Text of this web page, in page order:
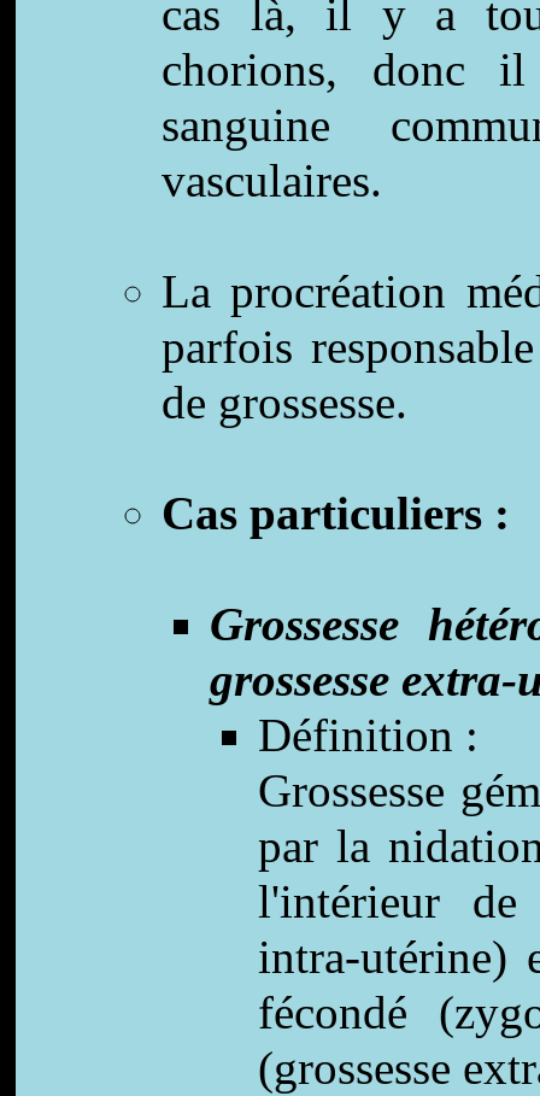
cas là, il y a
chorions, donc
sanguine
vasculaires.
La procréation
parfois
de grossesse.
Cas particuliers :
Grossesse
grossesse extra-
Définition :
Grossesse
par la
l'intérieur de
intra-utérine)
fécondé
(grossesse